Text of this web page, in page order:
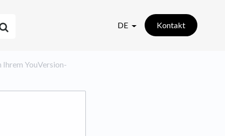
DE Kontakt
Ihrem YouVersion-